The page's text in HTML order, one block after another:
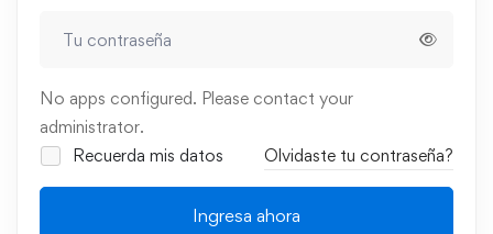
No apps configured. Please contact your
administrator.
Recuerda mis datos
Olvidaste tu contraseña?
Ingresa ahora